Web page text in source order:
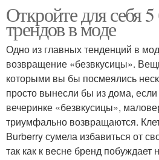
Откройте для себя
трендов в моде
Одно из главных тенденций в
возвращение «безвкусицы».
которыми вы бы посмеялись
просто вынесли бы из дома,
вечеринке «безвкусицы»,
триумфально возвращаются.
Burberry сумела избавиться от
так как к весне бренд побуждает